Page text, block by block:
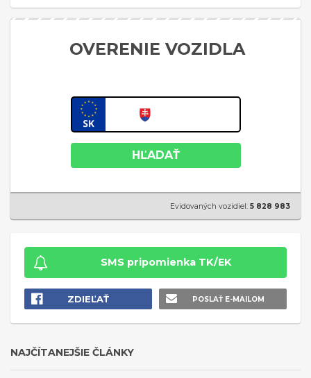
OVERENIE VOZIDLA
HĽADAŤ
Evidovaných vozidiel: 5 828 983
SMS pripomienka TK/EK
ZDIEĽAŤ POSLAŤ E-MAILOM
NAJČÍTANEJŠIE ČLÁNKY